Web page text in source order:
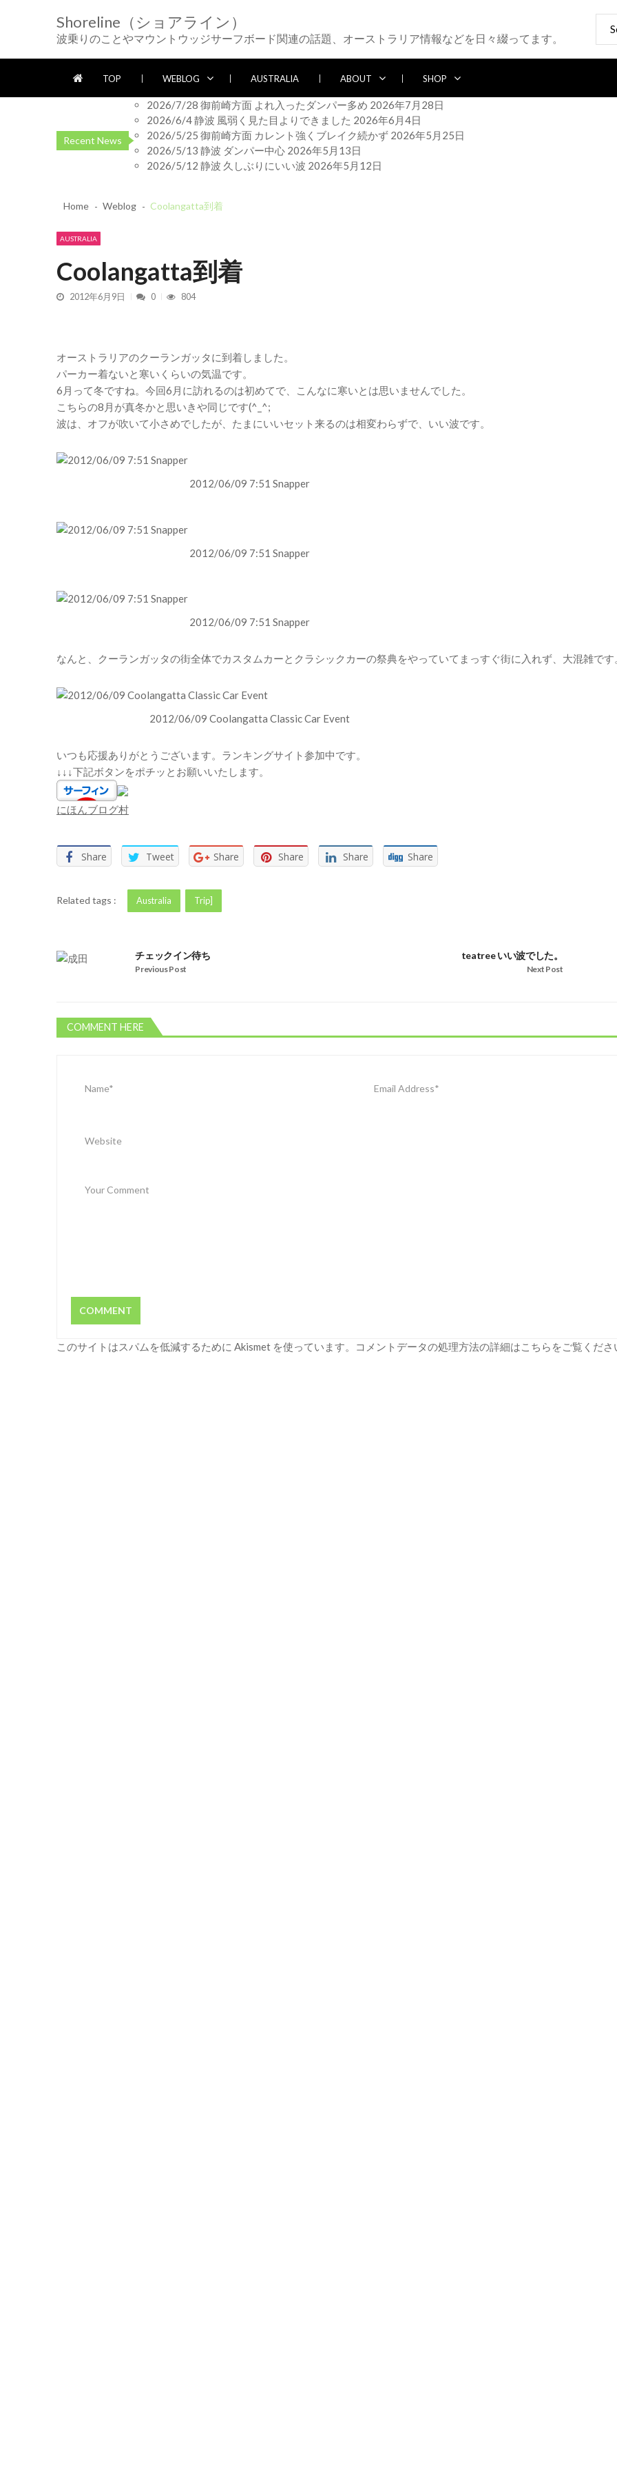
Shoreline（ショアライン）
波乗りのことやマウントウッジサーフボード関連の話題、オーストラリア情報などを日々綴ってます。
for:
TOP WEBLOG AUSTRALIA ABOUT SHOP
Recent News
2026/7/28 御前崎方面 よれ入ったダンパー多め 2026年7月28日
2026/6/4 静波 風弱く見た目よりできました 2026年6月4日
2026/5/25 御前崎方面 カレント強くブレイク続かず 2026年5月25日
2026/5/13 静波 ダンパー中心 2026年5月13日
2026/5/12 静波 久しぶりにいい波 2026年5月12日
Home Weblog Coolangatta到着
AUSTRALIA
Coolangatta到着
2012年6月9日 0 804
オーストラリアのクーランガッタに到着しました。
パーカー着ないと寒いくらいの気温です。
6月って冬ですね。今回6月に訪れるのは初めてで、こんなに寒いとは思いませんでした。
こちらの8月が真冬かと思いきや同じです(^_^;
波は、オフが吹いて小さめでしたが、たまにいいセット来るのは相変わらずで、いい波です。
2012/06/09 7:51 Snapper
2012/06/09 7:51 Snapper
2012/06/09 7:51 Snapper
なんと、クーランガッタの街全体でカスタムカーとクラシックカーの祭典をやっていてまっすぐ街に入れず、大混雑です
2012/06/09 Coolangatta Classic Car Event
いつも応援ありがとうございます。ランキングサイト参加中です。
↓↓↓下記ボタンをポチッとお願いいたします。
にほんブログ村
Share Tweet Share Share Share Share
Related tags : Australia Trip]
チェックイン待ち
Previous Post
teatree いい波でした。
Next Post
COMMENT HERE
このサイトはスパムを低減するために Akismet を使っています。 コメントデータの処理方法の詳細はこちらをご覧くださ